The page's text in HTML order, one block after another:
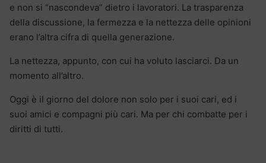
e non si “nascondeva” dietro i lavoratori. La trasparenza
della discussione, la fermezza e la nettezza delle opinioni
erano l’altra cifra di quella generazione.
La nettezza, appunto, con cui ha voluto lasciarci. Da un
momento all’altro.
Oggi è il giorno del dolore non solo per i suoi cari, ed i
suoi amici e compagni più cari. Ma per chi combatte per i
diritti di tutti.